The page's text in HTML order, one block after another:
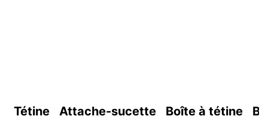
Tétine Attache-sucette Boîte à tétine